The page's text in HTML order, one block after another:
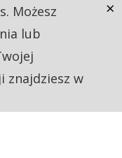
Możesz
lub
znajdziesz w
×